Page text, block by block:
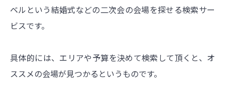
ベルという結婚式などの二次会の会場を探せる検索サー
ビスです。
具体的には、エリアや予算を決めて検索して頂くと、オ
ススメの会場が見つかるというものです。